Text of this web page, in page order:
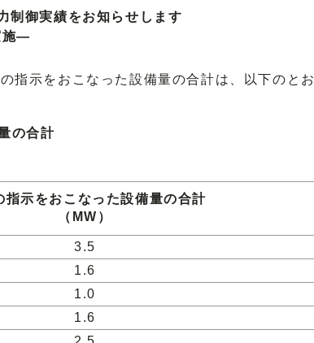
制御実績をお知らせします
施―
指示をおこなった設備量の合計は、以下のとお
の合計
指示をおこなった設備量の合計
（MW）
3.5
1.6
1.0
1.6